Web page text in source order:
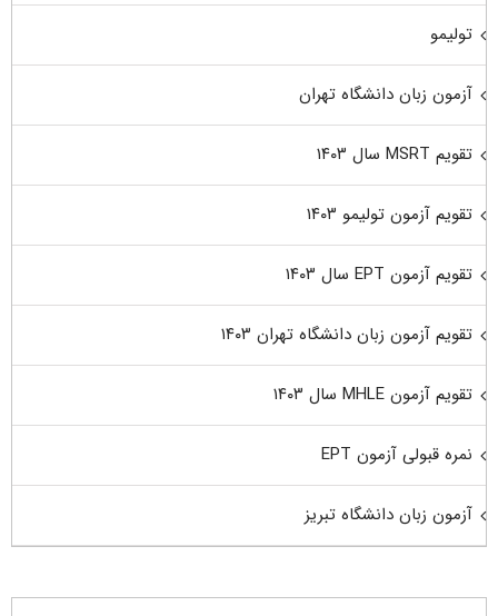
تولیمو
آزمون زبان دانشگاه تهران
تقویم MSRT سال ۱۴۰۳
تقویم آزمون تولیمو ۱۴۰۳
تقویم آزمون EPT سال ۱۴۰۳
تقویم آزمون زبان دانشگاه تهران ۱۴۰۳
تقویم آزمون MHLE سال ۱۴۰۳
نمره قبولی آزمون EPT
آزمون زبان دانشگاه تبریز